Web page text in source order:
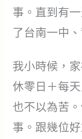
事。直到有
了台南一中
我小時候，
休零日＋每
也不以為苦
事。跟幾位